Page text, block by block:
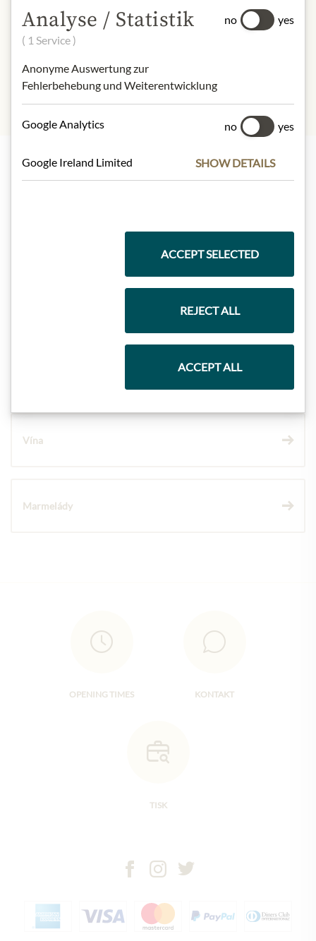
1,4 g
Dietary Fiber:0 g
Protein:
Nejlepší z našeho sortimentu
Vína
Marmelády
OPENING TIMES KONTAKT
TISK
Analyse / Statistik
( 1 Service )
Anonyme Auswertung zur
Fehlerbehebung und Weiterentwicklung
no yes
Google Analytics no yes
Google Ireland Limited SHOW DETAILS
ACCEPT SELECTED
REJECT ALL
ACCEPT ALL